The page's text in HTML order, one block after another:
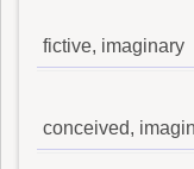
fictive, imaginary
conceived,